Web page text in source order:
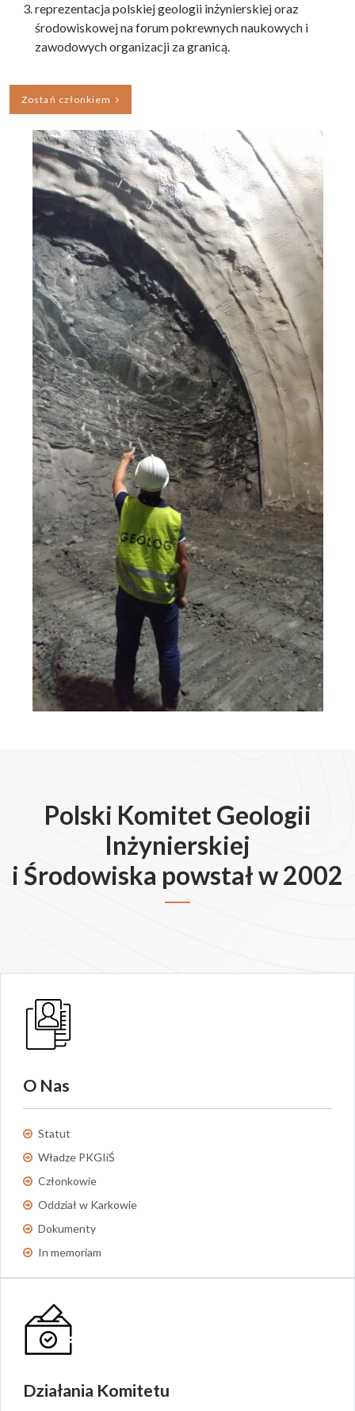
reprezentacja polskiej geologii inżynierskiej oraz
środowiskowej na forum pokrewnych naukowych i
zawodowych organizacji za granicą.
Zostań członkiem
Polski Komitet Geologii
Inżynierskiej
i Środowiska powstał w 2002
O Nas
Statut
Władze PKGIiŚ
Członkowie
Oddział w Karkowie
Dokumenty
In memoriam
Działania Komitetu